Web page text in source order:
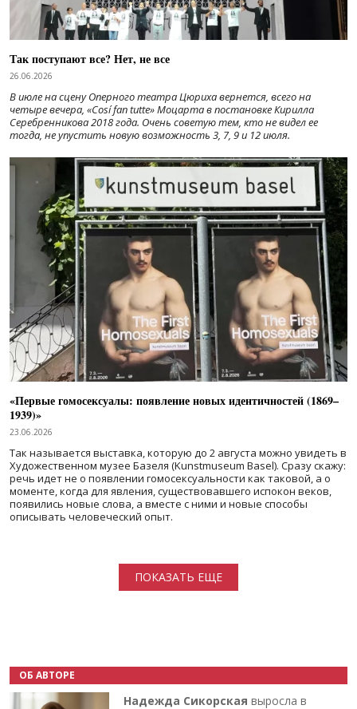
Так поступают все? Нет, не все
26.06.2026
В июле на сцену Оперного театра Цюриха вернется, всего на
четыре вечера, «Cosí fan tutte» Моцарта в постановке Кирилла
Серебренникова 2018 года. Очень советую тем, кто не видел ее
тогда, не упустить новую возможность 3, 7, 9 и 12 июля.
«Первые гомосексуалы: появление новых идентичностей (1869–
1939)»
23.06.2026
Так называется выставка, которую до 2 августа можно увидеть в
Художественном музее Базеля (Kunstmuseum Basel). Сразу скажу:
речь идет не о появлении гомосексуальности как таковой, а о
моменте, когда для явления, существовавшего испокон веков,
появились новые слова, а вместе с ними и новые способы
описывать человеческий опыт.
ПОКАЗАТЬ ЕЩЕ
ОБ АВТОРЕ
Надежда Сикорская выросла в